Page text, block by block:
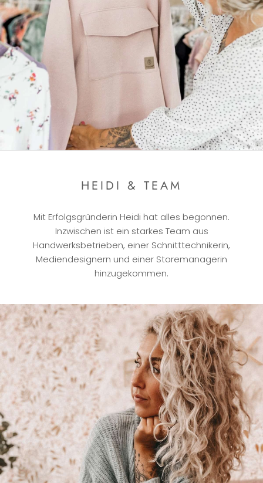
HEIDI & TEAM
Mit Erfolgsgründerin Heidi hat alles begonnen.
Inzwischen ist ein starkes Team aus
Handwerksbetrieben, einer Schnitttechnikerin,
Mediendesignern und einer Storemanagerin
hinzugekommen.